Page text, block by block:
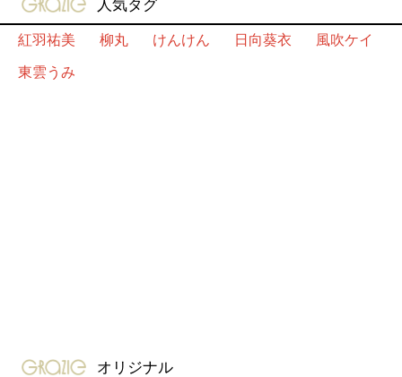
人気タグ
紅羽祐美
柳丸 けんけん 日向葵衣
風吹ケイ
東雲うみ
gravure-grazie
オリジナル